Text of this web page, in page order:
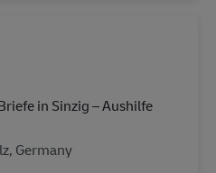
in Sinzig – Aushilfe
Germany